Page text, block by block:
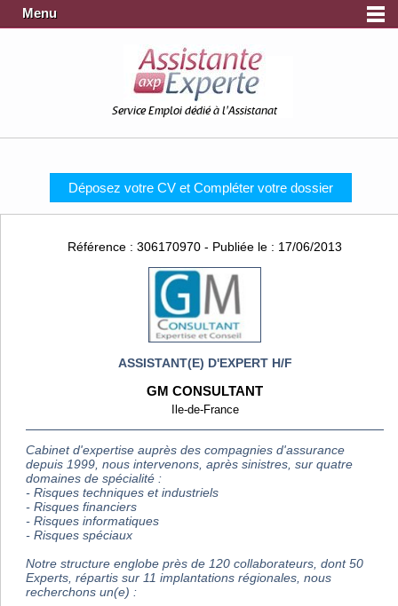
Menu
Service Emploi dédié à l'Assistanat
Déposez votre CV et Compléter votre dossier
Référence : 306170970 - Publiée le : 17/06/2013
ASSISTANT(E) D'EXPERT H/F
GM CONSULTANT
Ile-de-France
Cabinet d'expertise auprès des compagnies d'assurance
depuis 1999, nous intervenons, après sinistres, sur quatre
domaines de spécialité :
- Risques techniques et industriels
- Risques financiers
- Risques informatiques
- Risques spéciaux
Notre structure englobe près de 120 collaborateurs, dont 50
Experts, répartis sur 11 implantations régionales, nous
recherchons un(e) :